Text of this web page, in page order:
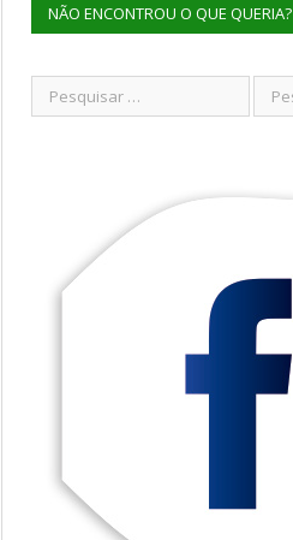
NÃO ENCONTROU O QUE QUERIA?